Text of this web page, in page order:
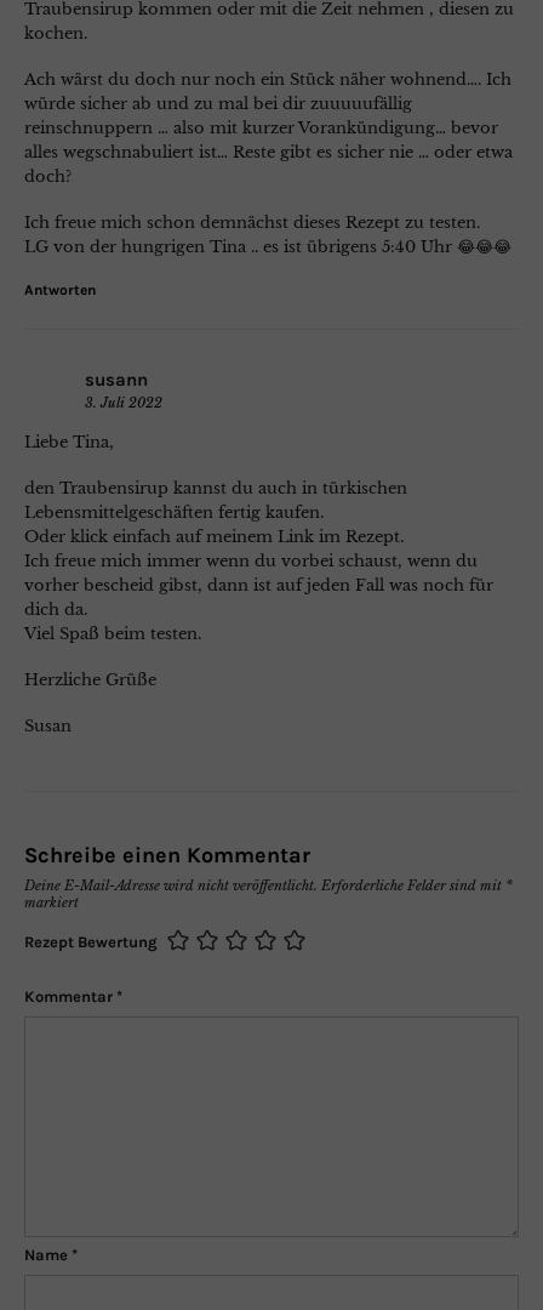
Traubensirup kommen oder mit die Zeit nehmen , diesen zu
kochen.
Ach wärst du doch nur noch ein Stück näher wohnend…. Ich
würde sicher ab und zu mal bei dir zuuuuufällig
reinschnuppern … also mit kurzer Vorankündigung… bevor
alles wegschnabuliert ist… Reste gibt es sicher nie … oder etwa
doch?
Ich freue mich schon demnächst dieses Rezept zu testen.
LG von der hungrigen Tina .. es ist übrigens 5:40 Uhr 😂😂😂
Antworten
susann
3. Juli 2022
Liebe Tina,
den Traubensirup kannst du auch in türkischen
Lebensmittelgeschäften fertig kaufen.
Oder klick einfach auf meinem Link im Rezept.
Ich freue mich immer wenn du vorbei schaust, wenn du
vorher bescheid gibst, dann ist auf jeden Fall was noch für
dich da.
Viel Spaß beim testen.
Herzliche Grüße
Susan
Schreibe einen Kommentar
Deine E-Mail-Adresse wird nicht veröffentlicht. Erforderliche Felder sind mit *
markiert
Rezept Bewertung
Kommentar *
Name *